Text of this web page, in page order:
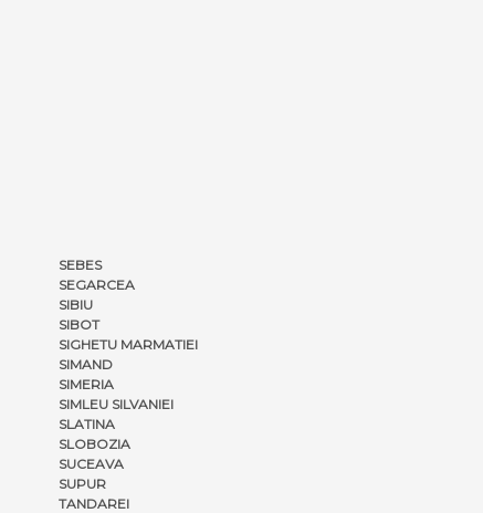
SEBES
SEGARCEA
SIBIU
SIBOT
SIGHETU MARMATIEI
SIMAND
SIMERIA
SIMLEU SILVANIEI
SLATINA
SLOBOZIA
SUCEAVA
SUPUR
TANDAREI